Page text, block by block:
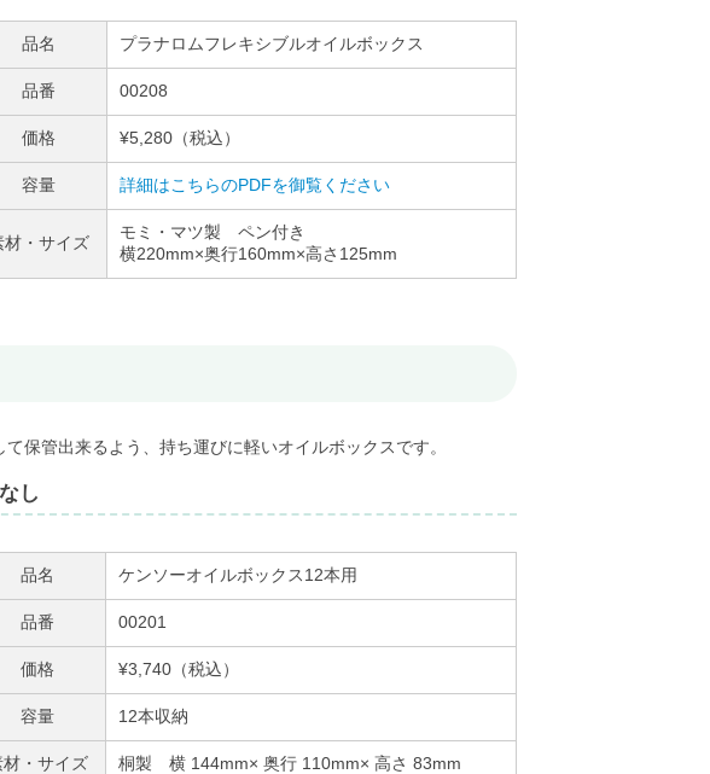
品名 プラナロムフレキシブルオイルボックス
品番 00208
価格 ¥5,280（税込）
容量 詳細はこちらのPDFを御覧ください
材・サイズ
モミ・マツ製 ペン付き
横220mm×奥行160mm×高さ125mm
保管出来るよう、持ち運びに軽いオイルボックスです。
し
品名 ケンソーオイルボックス12本用
品番 00201
価格 ¥3,740（税込）
容量 12本収納
材・サイズ 桐製 横 144mm× 奥行 110mm× 高さ 83mm